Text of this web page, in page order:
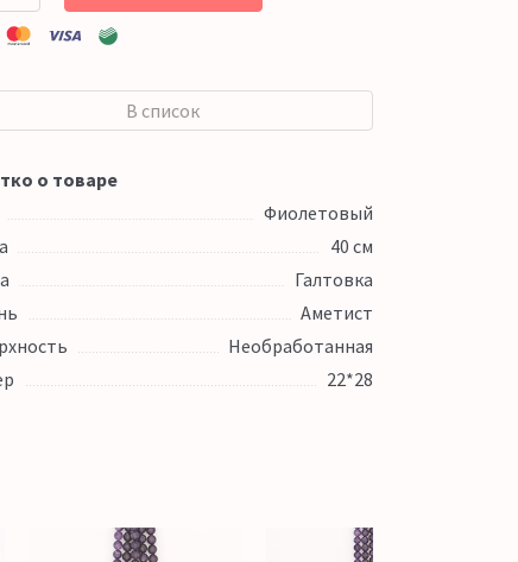
В список
о товаре
Фиолетовый
40 см
Галтовка
Аметист
Необработанная
22*28